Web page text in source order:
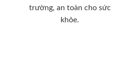
trường, an toàn cho sức
khỏe.